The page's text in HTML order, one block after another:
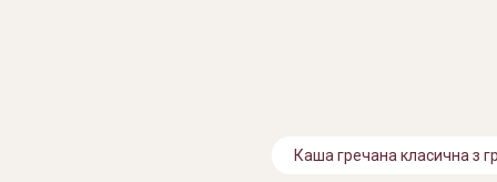
Каша гречана класична з